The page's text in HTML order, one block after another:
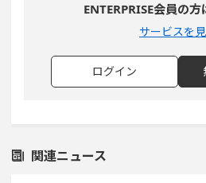
ENTERPRISE会員の
サービスを
ログイン
関連ニュース